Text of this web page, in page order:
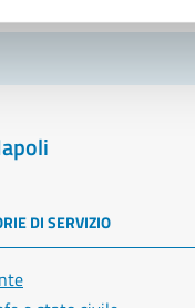
DI SERVIZIO